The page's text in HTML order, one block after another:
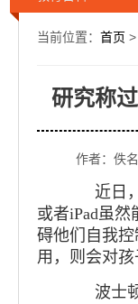
当前位置： 首页 >
研究称
作者：佚
近日，
或者iPad虽
碍他们自我
用，则会对孩
波士顿